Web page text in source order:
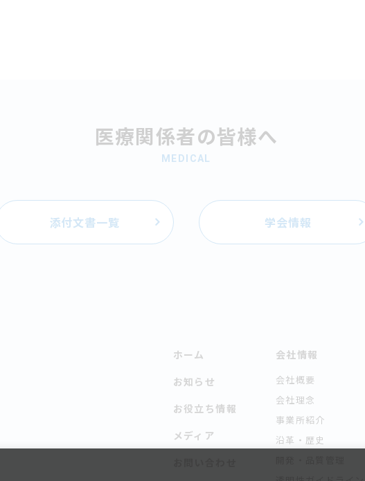
医療関係者の皆様へ
MEDICAL
添付文書一覧 学会情報
ホーム
お知らせ
お役立ち情報
メディア
会社情報
会社概要
会社理念
事業所紹介
沿革・歴史